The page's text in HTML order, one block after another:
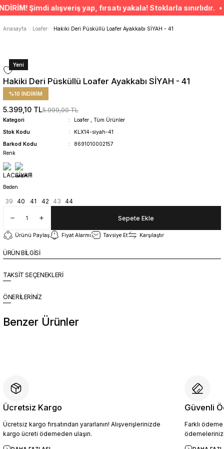
ÜCRETSİZ TESLİMAT İMKANI
SÜRDÜRÜLEBİLİR ÜRÜNLER
Anasayfa
Loafer Hakiki Deri Püsküllü Loafer Ayakkabı SİYAH - 41
Yeni
Hakiki Deri Püsküllü Loafer Ayakkabı SİYAH - 41
%10 İNDİRİM
5.399,10 TL5.999,00 TL
Kategori Loafer
Tüm Ürünler
Stok Kodu
KLX14-siyah-41
Barkod Kodu
8691010002157
Renk
Beden
39 40 41 42 43 44
Sepete Ekle
Ürünü Paylaş Fiyat Alarmı Tavsiye Et Karşılaştır
ÜRÜN BİLGİSİ
TAKSİT SEÇENEKLERİ
ÖNERİLERİNİZ
Benzer Ürünler
4.454,10 TL
4.949,00 TL
Sepete Ekle
Ücretsiz Kargo
Ücretsiz kargo fırsatından yararlanın! Alışverişlerinizde
kargo ücreti ödemeden ulaşın.
Güvenli
Farklı
Şimdi alışveriş yap, fırsatı yakala! Stoklarla